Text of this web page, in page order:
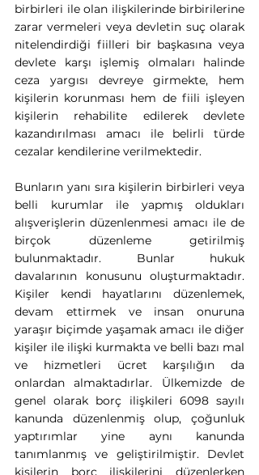
birbirleri ile olan ilişkilerinde birbirilerine
zarar vermeleri veya devletin suç olarak
nitelendirdiği fiilleri bir başkasına veya
devlete karşı işlemiş olmaları halinde
ceza yargısı devreye girmekte, hem
kişilerin korunması hem de fiili işleyen
kişilerin rehabilite edilerek devlete
kazandırılması amacı ile belirli türde
cezalar kendilerine verilmektedir.
Bunların yanı sıra kişilerin birbirleri veya
belli kurumlar ile yapmış oldukları
alışverişlerin düzenlenmesi amacı ile de
birçok düzenleme getirilmiş
bulunmaktadır. Bunlar hukuk
davalarının konusunu oluşturmaktadır.
Kişiler kendi hayatlarını düzenlemek,
devam ettirmek ve insan onuruna
yaraşır biçimde yaşamak amacı ile diğer
kişiler ile ilişki kurmakta ve belli bazı mal
ve hizmetleri ücret karşılığın da
onlardan almaktadırlar. Ülkemizde de
genel olarak borç ilişkileri 6098 sayılı
kanunda düzenlenmiş olup, çoğunluk
yaptırımlar yine aynı kanunda
tanımlanmış ve geliştirilmiştir. Devlet
kişilerin borç ilişkilerini düzenlerken